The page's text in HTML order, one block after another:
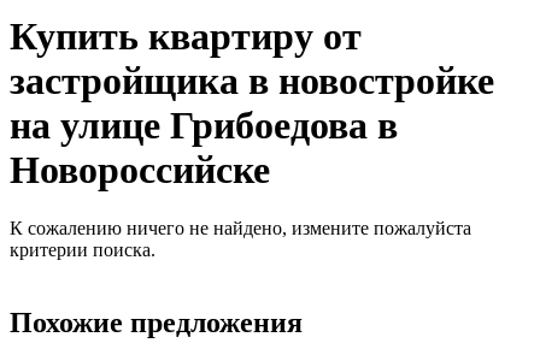
Купить квартиру от
застройщика в новостройке
на улице Грибоедова в
Новороссийске
К сожалению ничего не найдено, измените пожалуйста
критерии поиска.
Похожие предложения